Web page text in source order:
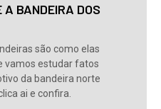
A BANDEIRA DOS
são como elas
vamos estudar fatos
da bandeira norte
ai e confira.